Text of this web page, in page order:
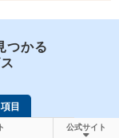
つかる
目
公式サイト